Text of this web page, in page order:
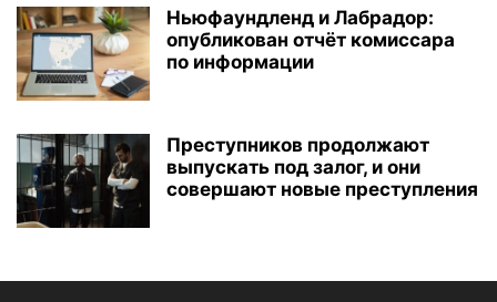
Ньюфаундленд и Лабрадор:
опубликован отчёт комиссара
по информации
Преступников продолжают
выпускать под залог, и они
совершают новые преступления